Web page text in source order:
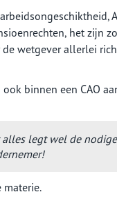
het zijn
de wetgever allerlei
binnen een CAO
alles legt wel de
materie.